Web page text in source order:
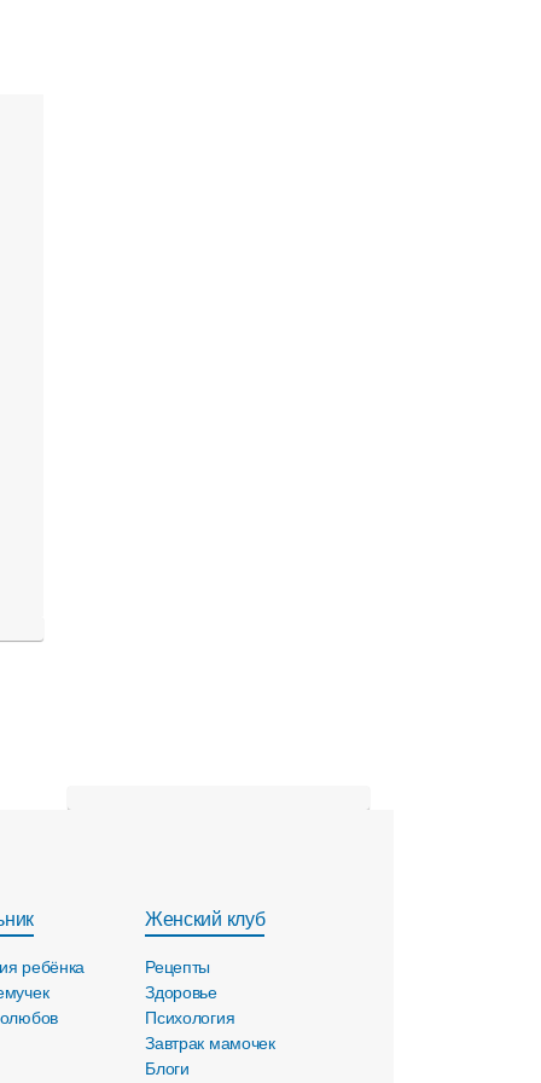
ребёнка
Женский клуб
Рецепты
Здоровье
Психология
Завтрак мамочек
Блоги